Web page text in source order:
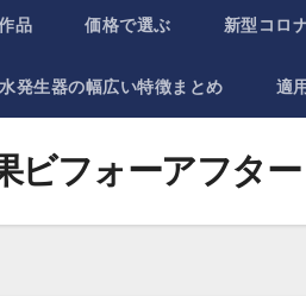
品 価格で選ぶ 新型コロ
発生器の幅広い特徴まとめ 適
ビフォーアフター